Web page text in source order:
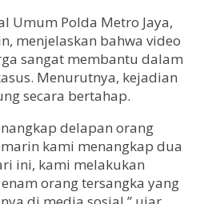
Umum Polda Metro Jaya,
menjelaskan bahwa video
sangat membantu dalam
Menurutnya, kejadian
secara bertahap.
delapan orang
kami menangkap dua
ini, kami melakukan
orang tersangka yang